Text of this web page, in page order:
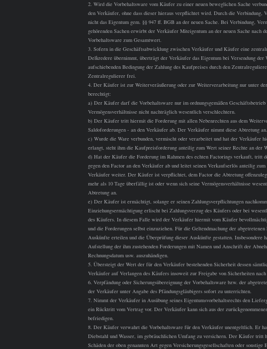
2. Wird die Vorbehaltsware vom Käufer zu einer neuen beweglichen Sache
den Verkäufer, ohne dass dieser hieraus verpflichtet wird. Durch die
nicht das Eigentum gem. §§ 947 ff. BGB an der neuen Sache. Bei Verbindung,
gehörenden Sachen erwirbt der Verkäufer Miteigentum an der neuen Sache nach
Vorbehaltsware zum Gesamtwert.
3. Sofern in die Geschäftsabwicklung zwischen Verkäufer und Käufer eine
Delkredere übernimmt, überträgt der Verkäufer das Eigentum bei Versendung
aufschiebenden Bedingung der Zahlung des Kaufpreises durch den
Zentralregulierer frei.
4. Der Käufer ist zur Weiterveräußerung oder zur Weiterverarbeitung nur unter
berechtigt:
a) Der Käufer darf die Vorbehaltsware nur im ordnungsgemäßen
Vermögensverhältnisse nicht nachträglich wesentlich verschlechtern.
b) Der Käufer tritt hiermit die Forderung mit allen Nebenrechten aus dem
Saldoforderungen - an den Verkäufer ab. Der Verkäufer nimmt diese Abtretung an.
c) Wurde die Ware verbunden, vermischt oder verarbeitet und hat der Verkäufer
erlangt, steht ihm die Kaufpreisforderung anteilig zum Wert seiner Rechte an der
d) Hat der Käufer die Forderung im Rahmen des echten Factorings verkauft, tritt
gegen den Factor an den Verkäufer ab und leitet seinen Verkaufserlös anteilig
Verkäufer weiter. Der Käufer ist verpflichtet, dem Factor die Abtretung
mehr als 10 Tage überfällig ist oder wenn sich seine Vermögensverhältnisse
Abtretung an.
e) Der Käufer ist ermächtigt, solange er seinen Zahlungsverpflichtungen
Einziehungsermächtigung erlischt bei Zahlungsverzug des Käufers oder bei
des Käufers. In diesem Falle wird der Verkäufer hiermit vom Käufer
und die Forderungen selbst einzuziehen. Für die Geltendmachung der
Auskünfte erteilen und die Überprüfung dieser Auskünfte gestatten. Insbesondere
Aufstellung der ihm zustehenden Forderungen mit Namen und Anschrift der
Rechnungsdatum usw. auszuhändigen.
5. Übersteigt der Wert der für den Verkäufer bestehenden Sicherheit dessen
Verkäufer auf Verlangen des Käufers insoweit zur Freigabe von Sicherheiten
6. Verpfändung oder Sicherungsübereignung der Vorbehaltsware bzw. der
der Verkäufer unter Angabe des Pfändungsgläubigers sofort zu unterrichten.
7. Nimmt der Verkäufer in Ausübung seines Eigentumsvorbehaltsrechts den
ein Rücktritt vom Vertrag vor. Der Verkäufer kann sich aus der
befriedigen.
8. Der Käufer verwahrt die Vorbehaltsware für den Verkäufer unentgeltlich. Er
Diebstahl und Wasser, im gebräuchlichen Umfang zu versichern. Der Käufer tritt
Schäden der oben genannten Art gegen Versicherungsgesellschaften oder